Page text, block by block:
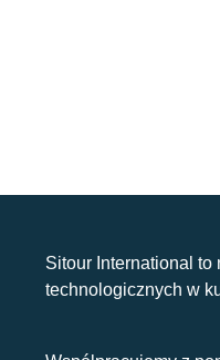
Sitour International
technologicznych w